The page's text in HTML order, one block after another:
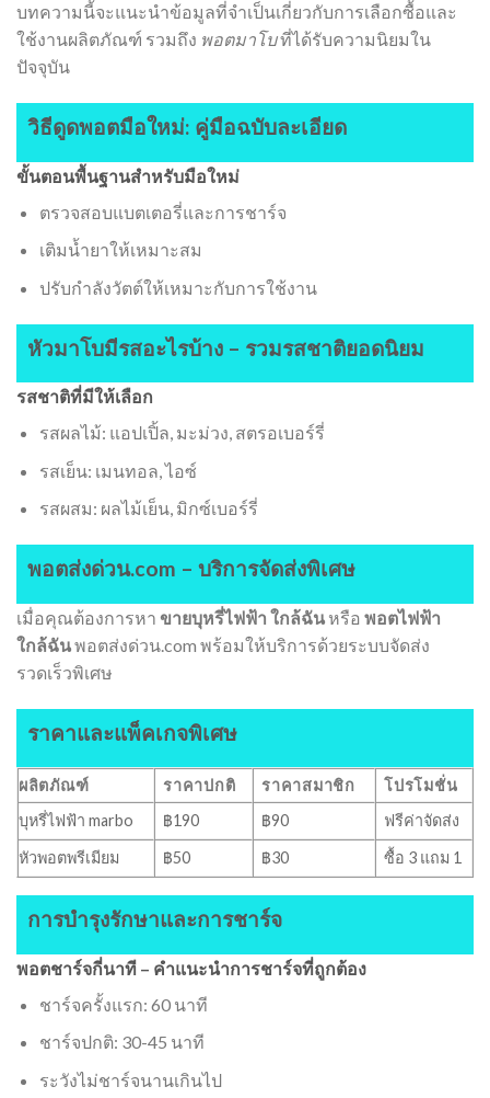
บทความนี้จะแนะนำข้อมูลที่จำเป็นเกี่ยวกับการเลือกซื้อและ
ใช้งานผลิตภัณฑ์ รวมถึง พอตมาโบที่ได้รับความนิยมใน
ปัจจุบัน
วิธีดูดพอตมือใหม่: คู่มือฉบับละเอียด
ขั้นตอนพื้นฐานสำหรับมือใหม่
ตรวจสอบแบตเตอรี่และการชาร์จ
เติมน้ำยาให้เหมาะสม
ปรับกำลังวัตต์ให้เหมาะกับการใช้งาน
หัวมาโบมีรสอะไรบ้าง – รวมรสชาติยอดนิยม
รสชาติที่มีให้เลือก
รสผลไม้: แอปเปิ้ล, มะม่วง, สตรอเบอร์รี่
รสเย็น: เมนทอล, ไอซ์
รสผสม: ผลไม้เย็น, มิกซ์เบอร์รี่
พอตส่งด่วน.com – บริการจัดส่งพิเศษ
เมื่อคุณต้องการหา ขายบุหรี่ไฟฟ้า ใกล้ฉัน หรือ พอตไฟฟ้า
ใกล้ฉันพอตส่งด่วน.com พร้อมให้บริการด้วยระบบจัดส่ง
รวดเร็วพิเศษ
ราคาและแพ็คเกจพิเศษ
ผลิตภัณฑ์ ราคาปกติ ราคาสมาชิก
โปรโมชั่น
บุหรี่ไฟฟ้า marbo
฿190 ฿90
ฟรีค่าจัดส่ง
หัวพอตพรีเมียม
฿50 ฿30 ซื้อ 3 แถม 1
การบำรุงรักษาและการชาร์จ
พอตชาร์จกี่นาที – คำแนะนำการชาร์จที่ถูกต้อง
ชาร์จครั้งแรก: 60 นาที
ชาร์จปกติ: 30-45 นาที
ระวังไม่ชาร์จนานเกินไป